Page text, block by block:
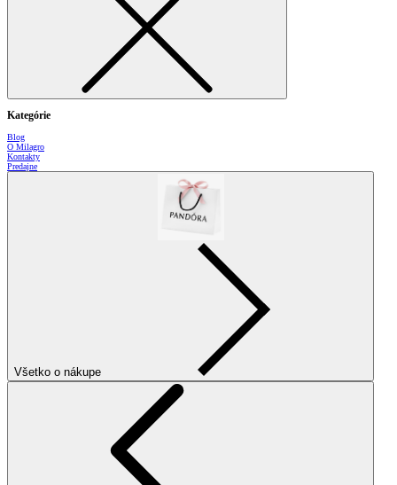
Kategórie
Blog
O Milagro
Kontakty
Predajne
Všetko o nákupe